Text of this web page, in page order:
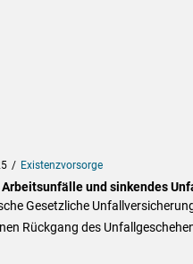
Existenzvorsorge
Arbeitsunfälle und sinkendes
Gesetzliche
Rückgang des